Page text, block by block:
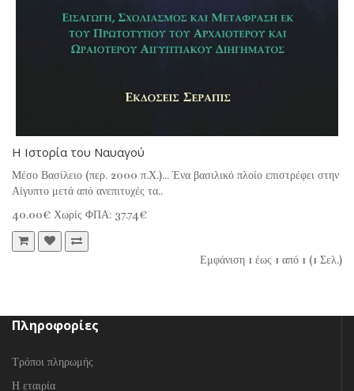
Η Ιστορία του Ναυαγού
Μέσο Βασίλειο (περ. 2000 π.Χ.)... Ένα βασιλικό πλοίο επιστρέφει στην
Αίγυπτο μετά από ανεπιτυχές τα..
40.00€ Χωρίς ΦΠΑ: 37.74€
Εμφάνιση 1 έως 1 από 1 (1 Σελ.)
Πληροφορίες
Τρόποι πληρωμής
Η εταιρία